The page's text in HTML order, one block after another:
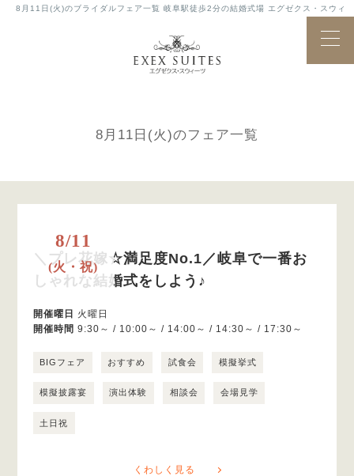
8月11日(火)のブライダルフェア一覧 岐阜駅徒歩2分の結婚式場 エグゼクス・スウィ
Bridal
Fair
8月11日(火)のフェア一覧
8/11
(火・祝)
＼プレ花嫁☆満足度No.1／岐阜で一番お
しゃれな結婚式をしよう♪
開催曜日 火曜日
開催時間 9:30～ / 10:00～ / 14:00～ / 14:30～ / 17:30～
BIGフェア おすすめ 試食会 模擬挙式
模擬披露宴 演出体験 相談会 会場見学
土日祝
くわしく見る